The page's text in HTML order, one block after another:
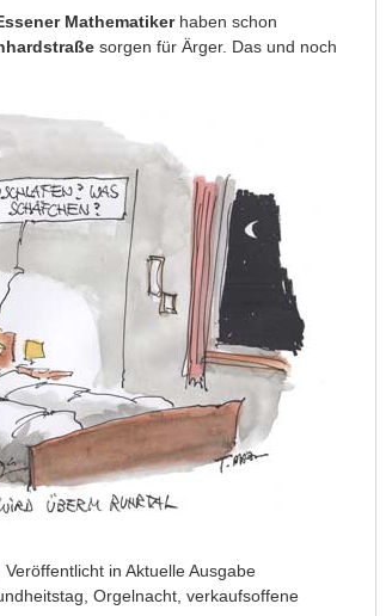
Mathematikerhaben schon
sorgen für Ärger. Das und noch
Veröffentlicht in Aktuelle Ausgabe
Orgelnacht, verkaufsoffene